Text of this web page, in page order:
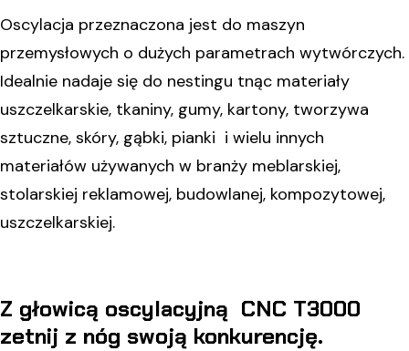
Oscylacja przeznaczona jest do maszyn
przemysłowych o dużych parametrach wytwórczych.
Idealnie nadaje się do nestingu tnąc materiały
uszczelkarskie, tkaniny, gumy, kartony, tworzywa
sztuczne, skóry, gąbki, pianki i wielu innych
materiałów używanych w branży meblarskiej,
stolarskiej reklamowej, budowlanej, kompozytowej,
uszczelkarskiej.
Z głowicą oscylacyjną CNC T3000
zetnij z nóg swoją konkurencję.